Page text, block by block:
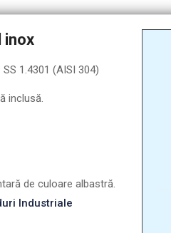
inox
1.4301 (AISI 304)
inclusă.
de culoare albastră.
Industriale